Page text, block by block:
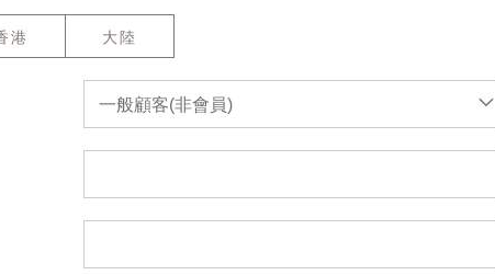
港 大陸
一般顧客(非會員)